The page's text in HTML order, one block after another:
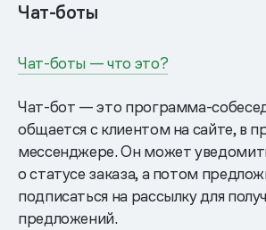
Чат-боты
Чат-боты — что это?
Чат-бот — это программа-
общается с клиентом на сайте, в
мессенджере. Он может
о статусе заказа, а потом
подписаться на рассылку для
предложений.